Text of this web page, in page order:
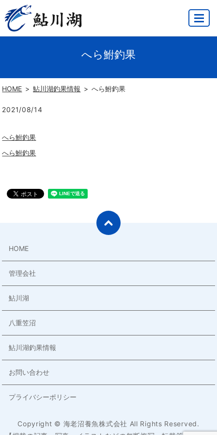
MENU
へら鮒釣果
HOME 鮎川湖釣果情報 へら鮒釣果
2021/08/14
へら鮒釣果
へら鮒釣果
HOME
管理会社
鮎川湖
八重笠沼
鮎川湖釣果情報
お問い合わせ
プライバシーポリシー
Copyright © 海老沼養魚株式会社 All Rights Reserved.